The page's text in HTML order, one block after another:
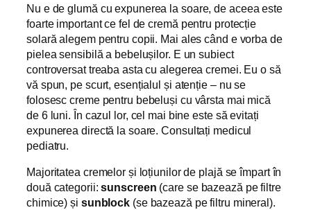
Nu e de glumă cu expunerea la soare, de aceea este
foarte important ce fel de cremă pentru protecție
solară alegem pentru copii. Mai ales când e vorba de
pielea sensibilă a bebelușilor. E un subiect
controversat treaba asta cu alegerea cremei. Eu o să
vă spun, pe scurt, esențialul și atenție – nu se
folosesc creme pentru bebeluși cu vârsta mai mică
de 6 luni. În cazul lor, cel mai bine este să evitați
expunerea directă la soare. Consultați medicul
pediatru.
Majoritatea cremelor și loțiunilor de plajă se împart în
două categorii:sunscreen (care se bazează pe filtre
chimice) și sunblock (se bazează pe filtru mineral).